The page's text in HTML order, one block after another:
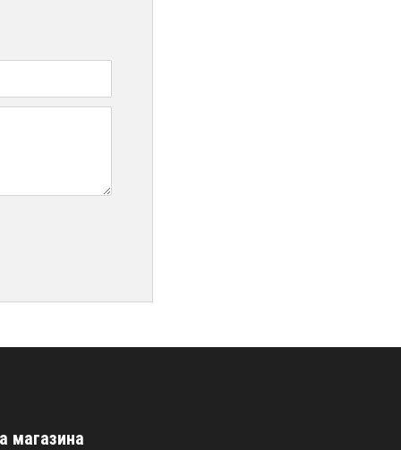
магазина